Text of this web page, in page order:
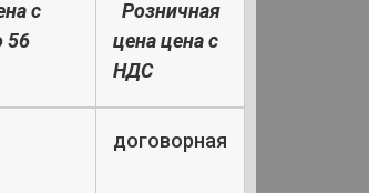
с
56
Розничная
цена цена с
НДС
договорная